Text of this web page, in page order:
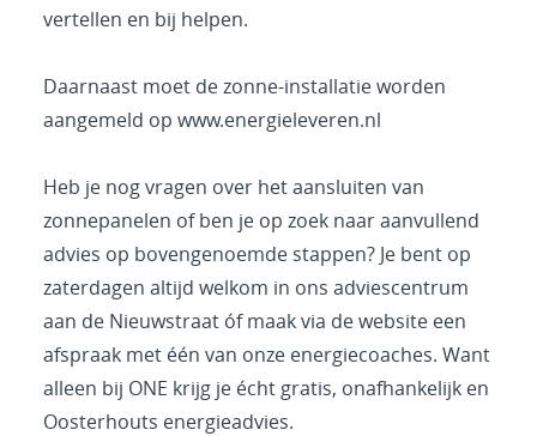
vertellen en bij helpen.
Daarnaast moet de zonne-installatie worden
aangemeld op www.energieleveren.nl
Heb je nog vragen over het aansluiten van
zonnepanelen of ben je op zoek naar aanvullend
advies op bovengenoemde stappen? Je bent op
zaterdagen altijd welkom in ons adviescentrum
aan de Nieuwstraat óf maak via de website een
afspraak met één van onze energiecoaches. Want
alleen bij ONE krijg je écht gratis, onafhankelijk en
Oosterhouts energieadvies.